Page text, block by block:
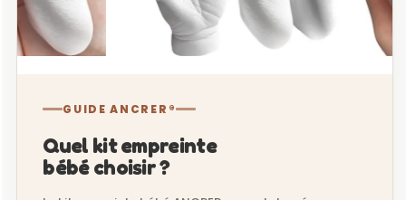
GUIDE ANCRER®
Quel kit empreinte
bébé choisir ?